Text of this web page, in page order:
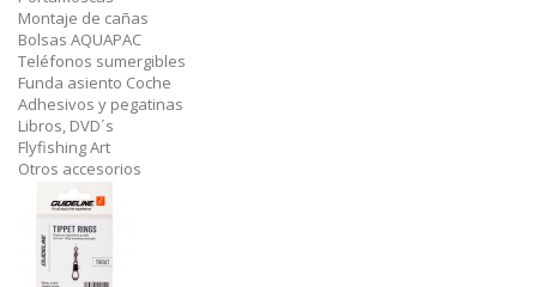
Montaje de cañas
Bolsas AQUAPAC
Teléfonos sumergibles
Funda asiento Coche
Adhesivos y pegatinas
Libros, DVD´s
Flyfishing Art
Otros accesorios